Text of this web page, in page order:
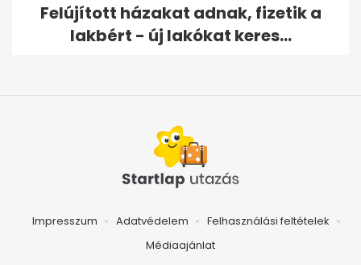
Felújított házakat adnak, fizetik a
lakbért - új lakókat keres...
Impresszum Adatvédelem
Felhasználási feltételek
Médiaajánlat